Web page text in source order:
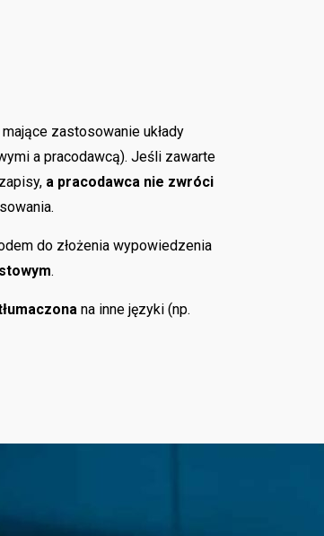
zastosowanie układy
a pracodawcą). Jeśli zawarte
a pracodawca nie zwróci
do złożenia wypowiedzenia
.
na inne języki (np.